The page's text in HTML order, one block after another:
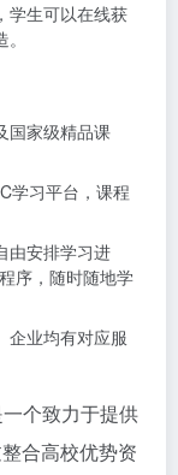
学生可以在线获
国家级精品课
学习平台，课程
由安排学习进
序，随时随地学
企业均有对应服
个致力于提供
合高校优势资